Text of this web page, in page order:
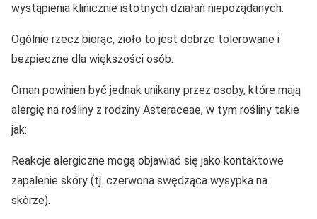
wystąpienia klinicznie istotnych działań niepożądanych.
Ogólnie rzecz biorąc, zioło to jest dobrze tolerowane i
bezpieczne dla większości osób.
Oman powinien być jednak unikany przez osoby, które mają
alergię na rośliny z rodziny Asteraceae, w tym rośliny takie
jak:
Reakcje alergiczne mogą objawiać się jako kontaktowe
zapalenie skóry (tj. czerwona swędząca wysypka na
skórze).